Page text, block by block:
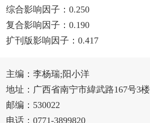
综合影响因子：0.250
复合影响因子：0.190
扩刊版影响因子：0.417
主编：李杨瑞;阳小洋
地址：广西省南宁市緯武路167号3楼
邮编：530022
电话：0771-3899820